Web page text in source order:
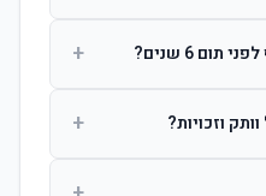
מדד ספציפי ומאפשרת
6 שנים? +
למשוך פטור ממס עד לתקרה
וזכויות? +